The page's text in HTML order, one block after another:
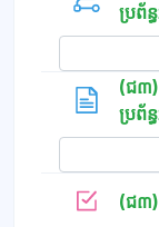
ប្រព័
(ជ៣)
ប្រព័
(ជ៣)